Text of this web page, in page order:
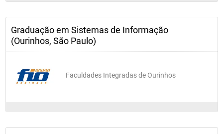
Graduação em Sistemas de Informação
(Ourinhos, São Paulo)
Faculdades Integradas de Ourinhos